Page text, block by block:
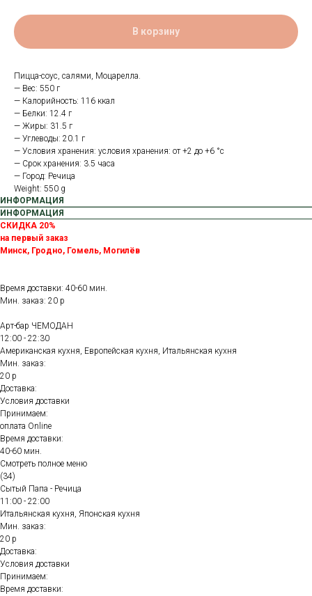
В корзину
Пицца-соус, салями, Моцарелла.
— Вес: 550 г
— Калорийность: 116 ккал
— Белки: 12.4 г
— Жиры: 31.5 г
— Углеводы: 20.1 г
— Условия хранения: условия хранения: от +2 до +6 °с
— Срок хранения: 3.5 часа
— Город: Речица
Weight: 550 g
ИНФОРМАЦИЯ
ИНФОРМАЦИЯ
СКИДКА 20%
на первый заказ
Минск, Гродно, Гомель, Могилёв
Время доставки: 40-60 мин.
Мин. заказ: 20 р
Арт-бар ЧЕМОДАН
12:00 - 22:30
Американская кухня, Европейская кухня, Итальянская кухня
Мин. заказ:
20 р
Доставка:
Условия доставки
Принимаем:
оплата Online
Время доставки:
40-60 мин.
Смотреть полное меню
(34)
Сытый Папа - Речица
11:00 - 22:00
Итальянская кухня, Японская кухня
Мин. заказ:
20 р
Доставка:
Условия доставки
Принимаем:
Время доставки: